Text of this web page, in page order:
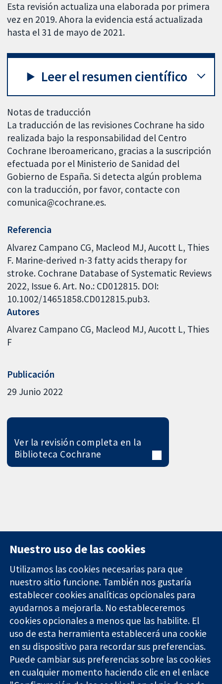
Esta revisión actualiza una elaborada por primera
vez en 2019. Ahora la evidencia está actualizada
hasta el 31 de mayo de 2021.
Leer el resumen científico
Notas de traducción
La traducción de las revisiones Cochrane ha sido
realizada bajo la responsabilidad del Centro
Cochrane Iberoamericano, gracias a la suscripción
efectuada por el Ministerio de Sanidad del
Gobierno de España. Si detecta algún problema
con la traducción, por favor, contacte con
comunica@cochrane.es.
Referencia
Alvarez Campano CG, Macleod MJ, Aucott L, Thies
F. Marine-derived n-3 fatty acids therapy for
stroke. Cochrane Database of Systematic Reviews
2022, Issue 6. Art. No.: CD012815. DOI:
10.1002/14651858.CD012815.pub3.
Autores
Alvarez Campano CG Macleod MJ Aucott L Thies
F
Publicación
29 Junio 2022
Ver la revisión completa en la
Biblioteca Cochrane
Evidencia fiable.
Decisiones
informadas.
Mejor salud.
11-13 Cavendish
Square
Londres
W1G 0AN
Reino Unido
Contacto
Noticias
Prensa
Sobre
nosotros
Empleo
Cochrane
Library
Nuestro uso de las cookies
Utilizamos las cookies necesarias para que
nuestro sitio funcione. También nos gustaría
establecer cookies analíticas opcionales para
ayudarnos a mejorarla. No estableceremos
cookies opcionales a menos que las habilite. El
uso de esta herramienta establecerá una cookie
en su dispositivo para recordar sus preferencias.
Puede cambiar sus preferencias sobre las cookies
en cualquier momento haciendo clic en el enlace